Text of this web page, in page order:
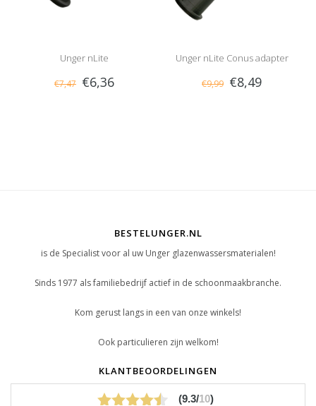
Unger nLite
Schroefdraadadapter
€7,47 €6,36
Unger nLite Conus adapter
€9,99 €8,49
BESTELUNGER.NL
is de Specialist voor al uw Unger glazenwassersmaterialen!
Sinds 1977 als familiebedrijf actief in de schoonmaakbranche.
Kom gerust langs in een van onze winkels!
Ook particulieren zijn welkom!
KLANTBEOORDELINGEN
(9.3/10)